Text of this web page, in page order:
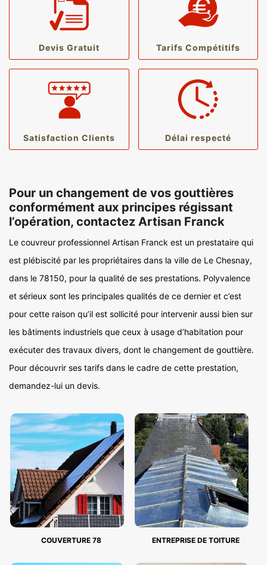
Devis Gratuit Tarifs Compétitifs
Satisfaction Clients Délai respecté
Pour un changement de vos gouttières
conformément aux principes régissant
l’opération, contactez Artisan Franck
Le couvreur professionnel Artisan Franck est un prestataire qui
est plébiscité par les propriétaires dans la ville de Le Chesnay,
dans le 78150, pour la qualité de ses prestations. Polyvalence
et sérieux sont les principales qualités de ce dernier et c’est
pour cette raison qu’il est sollicité pour intervenir aussi bien sur
les bâtiments industriels que ceux à usage d’habitation pour
exécuter des travaux divers, dont le changement de gouttière.
Pour découvrir ses tarifs dans le cadre de cette prestation,
demandez-lui un devis.
COUVERTURE 78 ENTREPRISE DE TOITURE